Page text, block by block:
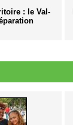
: le Val-